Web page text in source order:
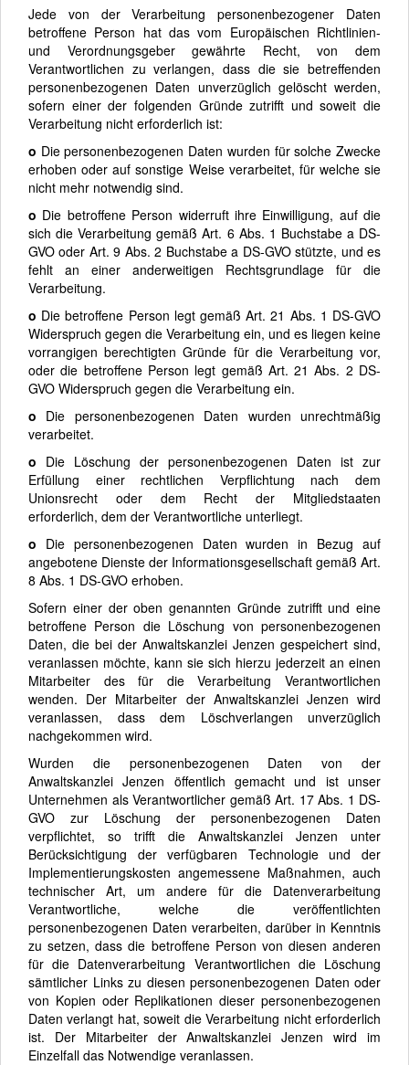
Jede von der Verarbeitung personenbezogener Daten
betroffene Person hat das vom Europäischen Richtlinien-
und Verordnungsgeber gewährte Recht, von dem
Verantwortlichen zu verlangen, dass die sie betreffenden
personenbezogenen Daten unverzüglich gelöscht werden,
sofern einer der folgenden Gründe zutrifft und soweit die
Verarbeitung nicht erforderlich ist:
o Die personenbezogenen Daten wurden für solche Zwecke
erhoben oder auf sonstige Weise verarbeitet, für welche sie
nicht mehr notwendig sind.
o Die betroffene Person widerruft ihre Einwilligung, auf die
sich die Verarbeitung gemäß Art. 6 Abs. 1 Buchstabe a DS-
GVO oder Art. 9 Abs. 2 Buchstabe a DS-GVO stützte, und es
fehlt an einer anderweitigen Rechtsgrundlage für die
Verarbeitung.
o Die betroffene Person legt gemäß Art. 21 Abs. 1 DS-GVO
Widerspruch gegen die Verarbeitung ein, und es liegen keine
vorrangigen berechtigten Gründe für die Verarbeitung vor,
oder die betroffene Person legt gemäß Art. 21 Abs. 2 DS-
GVO Widerspruch gegen die Verarbeitung ein.
o Die personenbezogenen Daten wurden unrechtmäßig
verarbeitet.
o Die Löschung der personenbezogenen Daten ist zur
Erfüllung einer rechtlichen Verpflichtung nach dem
Unionsrecht oder dem Recht der Mitgliedstaaten
erforderlich, dem der Verantwortliche unterliegt.
o Die personenbezogenen Daten wurden in Bezug auf
angebotene Dienste der Informationsgesellschaft gemäß Art.
8 Abs. 1 DS-GVO erhoben.
Sofern einer der oben genannten Gründe zutrifft und eine
betroffene Person die Löschung von personenbezogenen
Daten, die bei der Anwaltskanzlei Jenzen gespeichert sind,
veranlassen möchte, kann sie sich hierzu jederzeit an einen
Mitarbeiter des für die Verarbeitung Verantwortlichen
wenden. Der Mitarbeiter der Anwaltskanzlei Jenzen wird
veranlassen, dass dem Löschverlangen unverzüglich
nachgekommen wird.
Wurden die personenbezogenen Daten von der
Anwaltskanzlei Jenzen öffentlich gemacht und ist unser
Unternehmen als Verantwortlicher gemäß Art. 17 Abs. 1 DS-
GVO zur Löschung der personenbezogenen Daten
verpflichtet, so trifft die Anwaltskanzlei Jenzen unter
Berücksichtigung der verfügbaren Technologie und der
Implementierungskosten angemessene Maßnahmen, auch
technischer Art, um andere für die Datenverarbeitung
Verantwortliche, welche die veröffentlichten
personenbezogenen Daten verarbeiten, darüber in Kenntnis
zu setzen, dass die betroffene Person von diesen anderen
für die Datenverarbeitung Verantwortlichen die Löschung
sämtlicher Links zu diesen personenbezogenen Daten oder
von Kopien oder Replikationen dieser personenbezogenen
Daten verlangt hat, soweit die Verarbeitung nicht erforderlich
ist. Der Mitarbeiter der Anwaltskanzlei Jenzen wird im
Einzelfall das Notwendige veranlassen.